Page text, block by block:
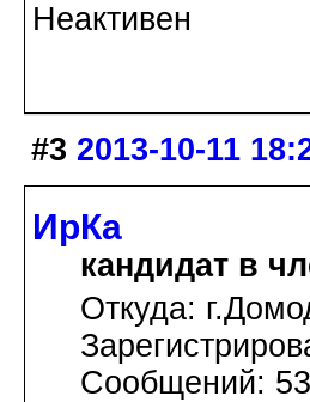
Неактивен
#3 2013-10-11
ИрКа
кандидат в
Откуда:
Сообщений: